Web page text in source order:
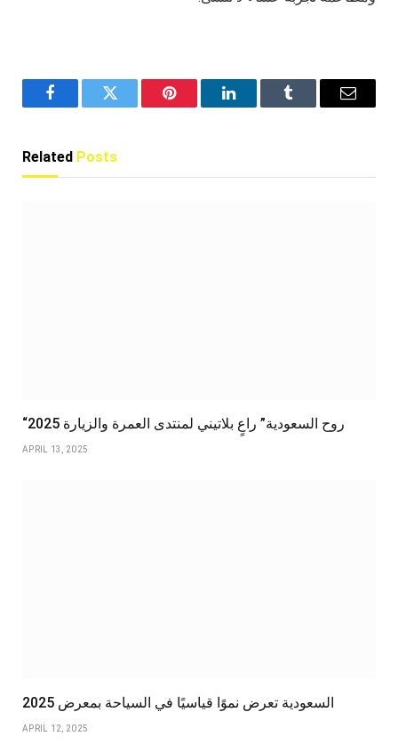
FacebookTwitter Pinterest LinkedInTumblr Email
Related Posts
“روح السعودية” راعٍ بلاتيني لمنتدى العمرة والزيارة 2025
APRIL 13, 2025
السعودية تعرض نموًا قياسيًا في السياحة بمعرض 2025
APRIL 12, 2025